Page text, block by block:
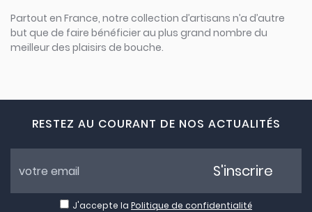
Partout en France, notre collection d’artisans n’a d’autre
but que de faire bénéficier au plus grand nombre du
meilleur des plaisirs de bouche.
RESTEZ AU COURANT DE NOS ACTUALITÉS
J'accepte la Politique de confidentialité
S'inscrire